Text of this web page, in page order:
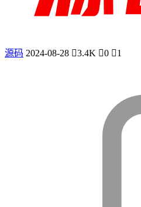
源码 2024-08-28 3.4K 0 1